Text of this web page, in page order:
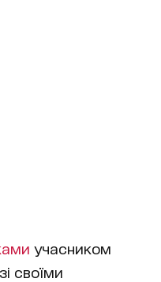
учасником
своїми